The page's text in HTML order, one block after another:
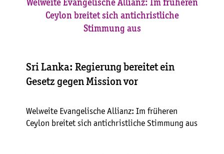
Welweite Evangelische Allianz: Im früheren
Ceylon breitet sich antichristliche
Stimmung aus
Sri Lanka: Regierung bereitet ein
Gesetz gegen Mission vor
Welweite Evangelische Allianz: Im früheren
Ceylon breitet sich antichristliche Stimmung aus